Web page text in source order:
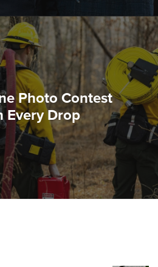
Photo Contest
Every Drop